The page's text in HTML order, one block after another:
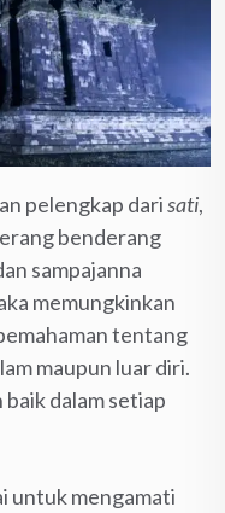
pelengkap darisati,
benderang
sampajanna
memungkinkan
tentang
maupun luar diri.
dalam setiap
untuk mengamati